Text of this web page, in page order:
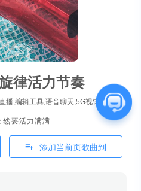
律活力节奏
播,编辑工具,语音聊天,5G视铃
然要活力满满
添加当前页歌曲到